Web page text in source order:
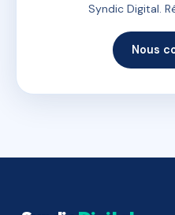
Syndic Digital.
Nous